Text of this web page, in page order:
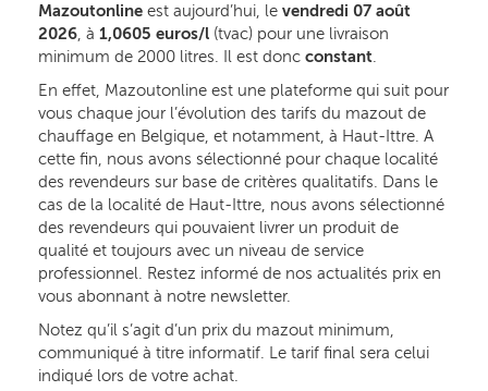
Mazoutonline est aujourd’hui, le vendredi 07 août
2026, à 1,0605 euros/l (tvac) pour une livraison
minimum de 2000 litres. Il est donc constant.
En effet, Mazoutonline est une plateforme qui suit pour
vous chaque jour l’évolution des tarifs du mazout de
chauffage en Belgique, et notamment, à Haut-Ittre. A
cette fin, nous avons sélectionné pour chaque localité
des revendeurs sur base de critères qualitatifs. Dans le
cas de la localité de Haut-Ittre, nous avons sélectionné
des revendeurs qui pouvaient livrer un produit de
qualité et toujours avec un niveau de service
professionnel. Restez informé de nos actualités prix en
vous abonnant à notre newsletter.
Notez qu’il s’agit d’un prix du mazout minimum,
communiqué à titre informatif. Le tarif final sera celui
indiqué lors de votre achat.